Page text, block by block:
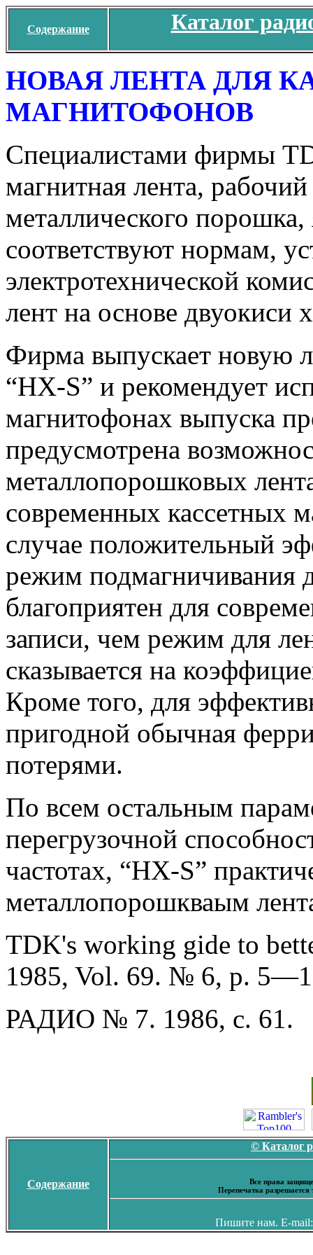
Содержание Каталог
НОВАЯ ЛЕНТА ДЛЯ
МАГНИТОФОНОВ
Специалистами фирмы
магнитная лента,
металлического
соответствуют нормам,
электротехнической
лент на основе
Фирма выпускает новую
“HX-S” и рекомендует
магнитофонах выпуска
предусмотрена
металлопорошковых
современных кассетных
случае положительный
режим подмагничивания
благоприятен для
записи, чем режим для
сказывается на
Кроме того, для
пригодной обычная
потерями.
По всем остальным
перегрузочной
частотах, “HX-S”
металлопорошкваым
TDK's working gide to
1985, Vol. 69. № 6, p.
РАДИО № 7. 1986, с. 61.
Содержание
© Каталог
Все права
Перепечатка
Пишите нам. E-